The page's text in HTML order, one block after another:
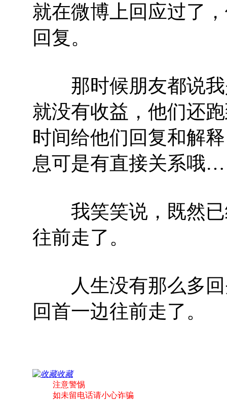
就在微博上回应过了
回复。
那时候朋友都说我
就没有收益，他们还
时间给他们回复和解
息可是有直接关系哦
我笑笑说，既然已
往前走了。
人生没有那么多回
回首一边往前走了。
收藏
注意警惕
如未留电话请小心诈骗